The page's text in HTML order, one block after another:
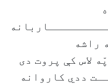
راشه
لاس کې پروت دی
ددي کاروانه